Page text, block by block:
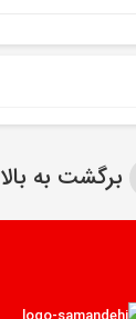
برگشت به بالا